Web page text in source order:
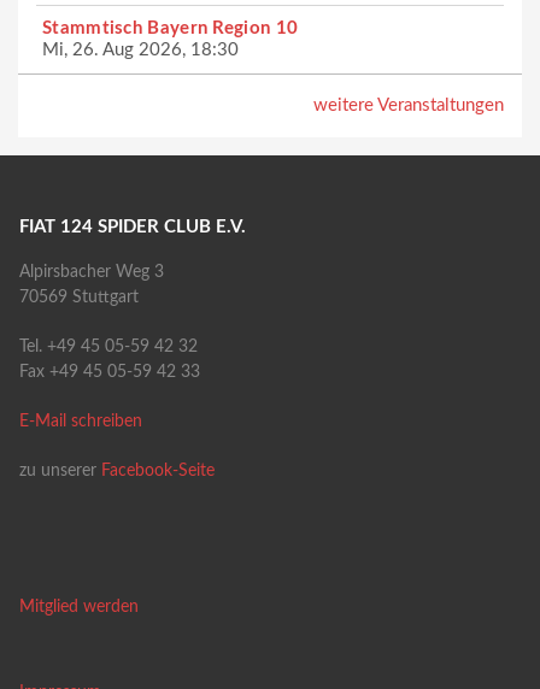
Stammtisch Bayern Region 10
Mi, 26. Aug 2026, 18:30
weitere Veranstaltungen
FIAT 124 SPIDER CLUB E.V.
Alpirsbacher Weg 3
70569 Stuttgart
Tel. +49 45 05-59 42 32
Fax +49 45 05-59 42 33
E-Mail schreiben
zu unserer Facebook-Seite
Mitglied werden